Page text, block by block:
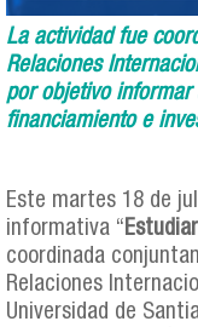
La actividad fue
Relaciones
por objetivo informar
financiamiento e
Este martes 18 de
informativa “
coordinada
Relaciones
Universidad de